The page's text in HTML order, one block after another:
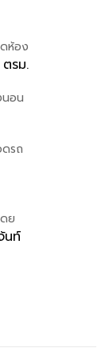
ห้อง
รม.
อน
รถ
ย
นท์